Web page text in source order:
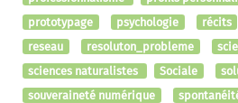
prototypage
psychologie récits
reseau
resoluton_probleme
sciences naturalistes
Sociale
souveraineté numérique